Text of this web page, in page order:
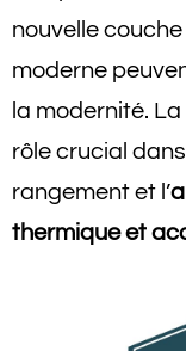
nouvelle
moderne
la modernité.
rôle crucial
rangement et l’
thermique et